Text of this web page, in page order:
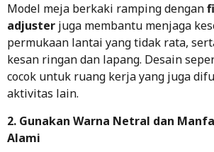
Model meja berkaki ramping dengan
adjuster juga membantu menjaga
permukaan lantai yang tidak rata,
kesan ringan dan lapang. Desain
cocok untuk ruang kerja yang juga
aktivitas lain.
2. Gunakan Warna Netral dan
Alami